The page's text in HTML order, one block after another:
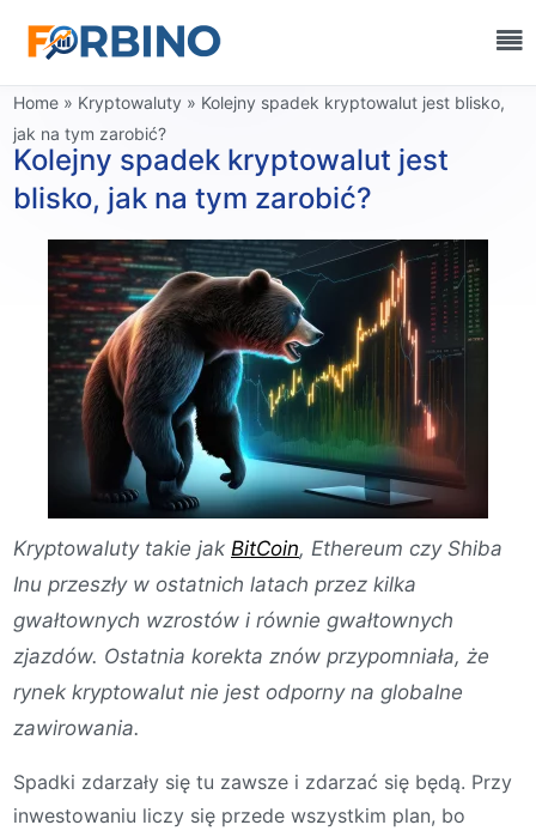
Home » Kryptowaluty » Kolejny spadek kryptowalut jest blisko,
jak na tym zarobić?
Kolejny spadek kryptowalut jest
blisko, jak na tym zarobić?
Kryptowaluty takie jak BitCoin, Ethereum czy Shiba
Inu przeszły w ostatnich latach przez kilka
gwałtownych wzrostów i równie gwałtownych
zjazdów. Ostatnia korekta znów przypomniała, że
rynek kryptowalut nie jest odporny na globalne
zawirowania.
Spadki zdarzały się tu zawsze i zdarzać się będą. Przy
inwestowaniu liczy się przede wszystkim plan, bo